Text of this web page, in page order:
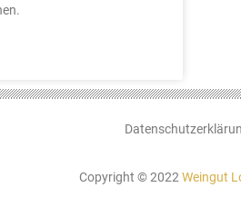
Copyright © 2022 Weingut